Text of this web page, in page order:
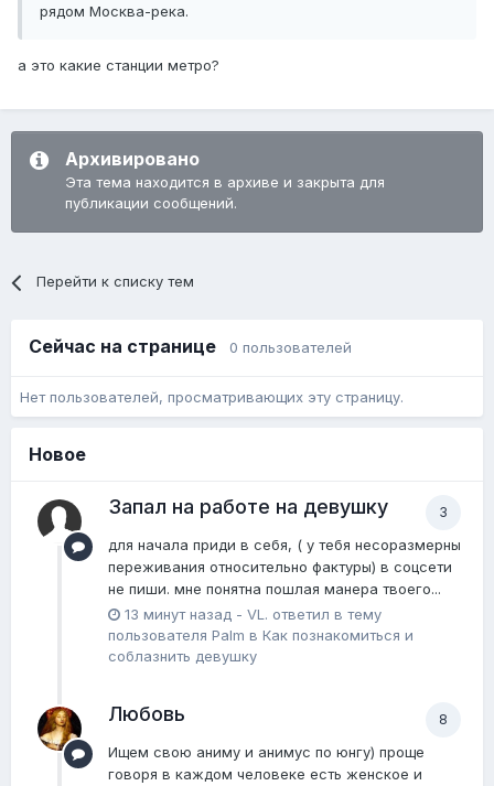
рядом Москва-река.
а это какие станции метро?
Архивировано
Эта тема находится в архиве и закрыта для
публикации сообщений.
Перейти к списку тем
Сейчас на странице 0 пользователей
Нет пользователей, просматривающих эту страницу.
Новое
3
Запал на работе на девушку
для начала приди в себя, ( у тебя несоразмерны
переживания относительно фактуры) в соцсети
не пиши. мне понятна пошлая манера твоего...
13 минут назад - VL. ответил в тему
пользователя Palm в Как познакомиться и
соблазнить девушку
8
Любовь
Ищем свою аниму и анимус по юнгу) проще
говоря в каждом человеке есть женское и